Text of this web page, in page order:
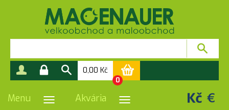
0,00 Kč
0
PŘEPNOUT NAVIGACI
Menu PŘEPNOUT NAVIGACI
Akvária